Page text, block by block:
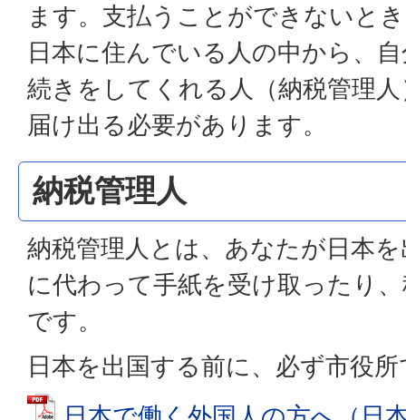
ます。支払うことができないと
日本に住んでいる人の中から、
続きをしてくれる人（納税管理
届け出る必要があります。
納税管理人
納税管理人とは、あなたが日本
に代わって手紙を受け取ったり
です。
日本を出国する前に、必ず市役